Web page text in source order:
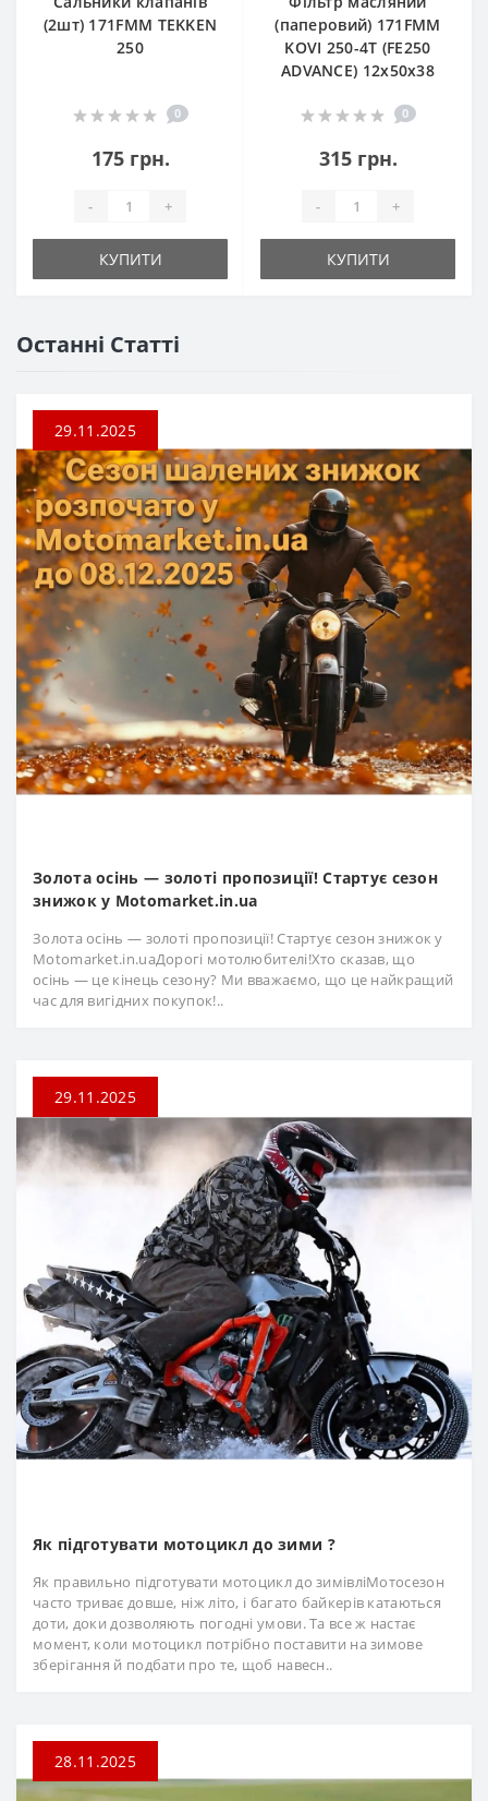
(2шт) 171FMM TEKKEN
250
0
175 грн.
- +
КУПИТИ
(паперовий) 171FMM
KOVI 250-4T (FE250
ADVANCE) 12х50х38
0
315 грн.
- +
КУПИТИ
Останні Статті
29.11.2025
Золота осінь — золоті пропозиції! Стартує сезон
знижок у Motomarket.in.ua
Золота осінь — золоті пропозиції! Стартує сезон знижок у
Motomarket.in.uaДорогі мотолюбителі!Хто сказав, що
осінь — це кінець сезону? Ми вважаємо, що це найкращий
час для вигідних покупок!..
29.11.2025
Як підготувати мотоцикл до зими ?
Як правильно підготувати мотоцикл до зимівліМотосезон
часто триває довше, ніж літо, і багато байкерів катаються
доти, доки дозволяють погодні умови. Та все ж настає
момент, коли мотоцикл потрібно поставити на зимове
зберігання й подбати про те, щоб навесн..
28.11.2025